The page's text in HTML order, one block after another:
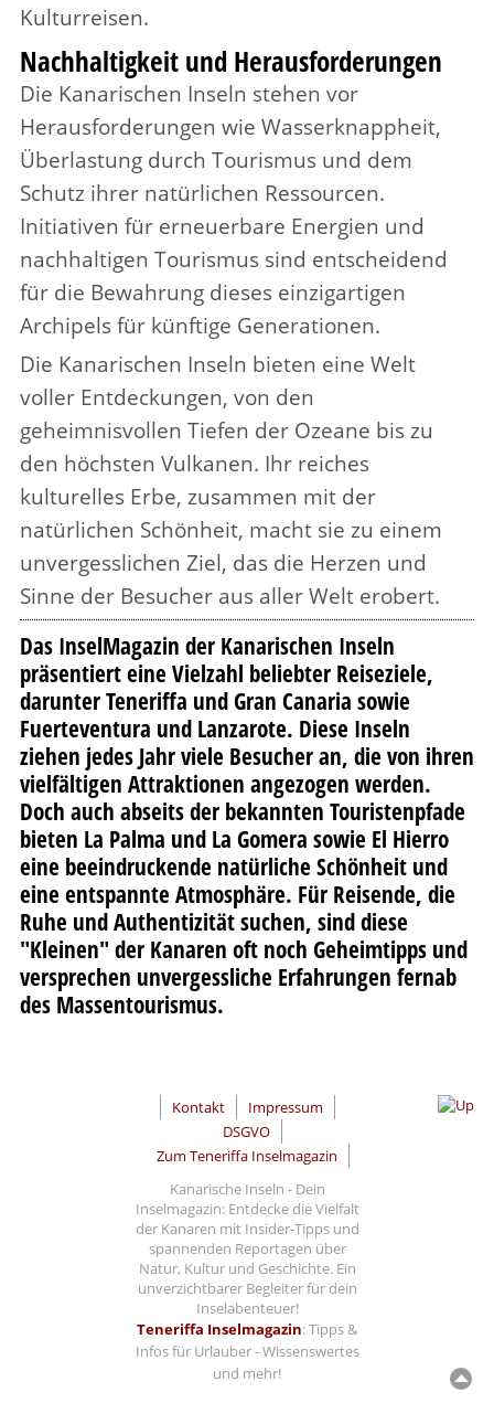
Kulturreisen.
Nachhaltigkeit und Herausforderungen
Die Kanarischen Inseln stehen vor
Herausforderungen wie Wasserknappheit,
Überlastung durch Tourismus und dem
Schutz ihrer natürlichen Ressourcen.
Initiativen für erneuerbare Energien und
nachhaltigen Tourismus sind entscheidend
für die Bewahrung dieses einzigartigen
Archipels für künftige Generationen.
Die Kanarischen Inseln bieten eine Welt
voller Entdeckungen, von den
geheimnisvollen Tiefen der Ozeane bis zu
den höchsten Vulkanen. Ihr reiches
kulturelles Erbe, zusammen mit der
natürlichen Schönheit, macht sie zu einem
unvergesslichen Ziel, das die Herzen und
Sinne der Besucher aus aller Welt erobert.
Das InselMagazin der Kanarischen Inseln
präsentiert eine Vielzahl beliebter Reiseziele,
darunter Teneriffa und Gran Canaria sowie
Fuerteventura und Lanzarote. Diese Inseln
ziehen jedes Jahr viele Besucher an, die von ihren
vielfältigen Attraktionen angezogen werden.
Doch auch abseits der bekannten Touristenpfade
bieten La Palma und La Gomera sowie El Hierro
eine beeindruckende natürliche Schönheit und
eine entspannte Atmosphäre. Für Reisende, die
Ruhe und Authentizität suchen, sind diese
"Kleinen" der Kanaren oft noch Geheimtipps und
versprechen unvergessliche Erfahrungen fernab
des Massentourismus.
Kontakt
Impressum
DSGVO
Zum Teneriffa Inselmagazin
Kanarische Inseln - Dein
Inselmagazin: Entdecke die Vielfalt
der Kanaren mit Insider-Tipps und
spannenden Reportagen über
Natur, Kultur und Geschichte. Ein
unverzichtbarer Begleiter für dein
Inselabenteuer!
Teneriffa Inselmagazin: Tipps &
Infos für Urlauber - Wissenswertes
und mehr!